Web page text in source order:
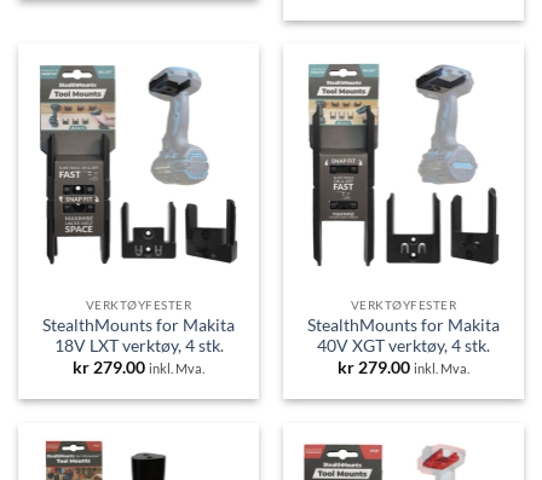
VERKTØYFESTER
StealthMounts for Makita
18V LXT verktøy, 4 stk.
kr279.00 inkl. Mva.
VERKTØYFESTER
StealthMounts for Makita
40V XGT verktøy, 4 stk.
kr279.00 inkl. Mva.